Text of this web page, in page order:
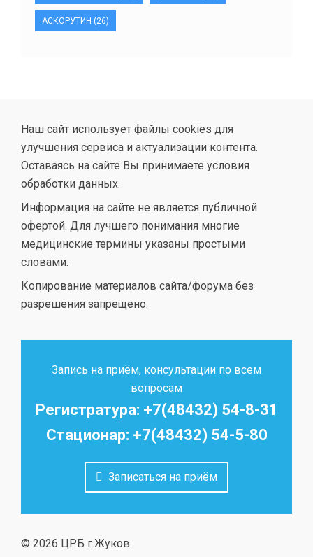
АСКОРУТИН (26)
Наш сайт использует файлы cookies для
улучшения сервиса и актуализации контента.
Оставаясь на сайте Вы принимаете условия
обработки данных.
Информация на сайте не является публичной
офертой. Для лучшего понимания многие
медицинские термины указаны простыми
словами.
Копирование материалов сайта/форума без
разрешения запрещено.
Запись на приём, консультации по всем
вопросам
Регистратура: +7(48432) 54-8-31
Стационар: +7(48432) 54-5-80
Записаться на приём
© 2026 ЦРБ г.Жуков